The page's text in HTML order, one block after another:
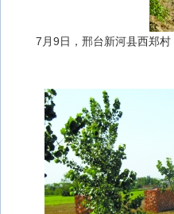
7月9日，邢台新河县西郑村